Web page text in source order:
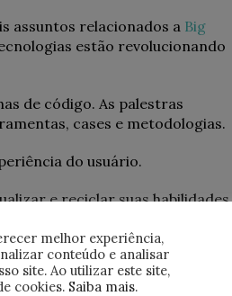
assuntos relacionados a Big
estão revolucionando
de código. As palestras
cases e metodologias.
do usuário.
e reciclar suas habilidades
principalmente na área de
melhor experiência,
conteúdo e analisar
site. Ao utilizar este site,
cookies. Saiba mais.